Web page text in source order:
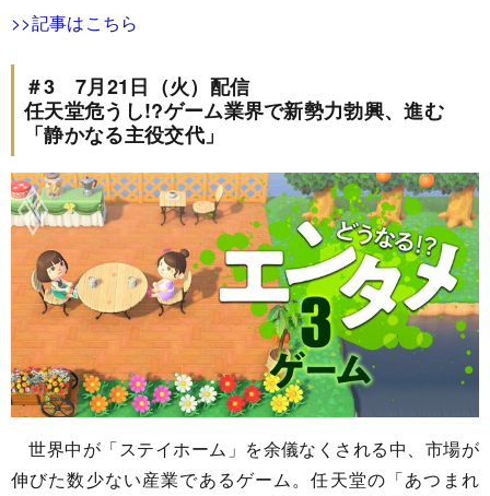
>>記事はこちら
＃3 7月21日（火）配信
任天堂危うし!?ゲーム業界で新勢力勃興、進む
「静かなる主役交代」
世界中が「ステイホーム」を余儀なくされる中、市場が
伸びた数少ない産業であるゲーム。任天堂の「あつまれ